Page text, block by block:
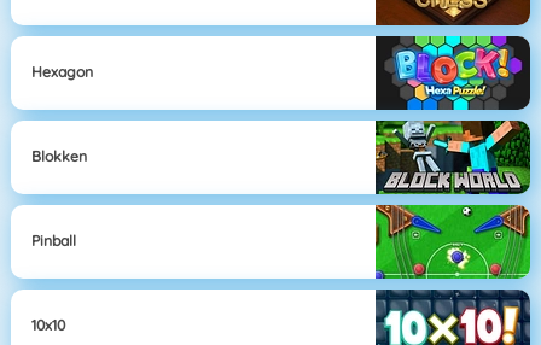
Hexagon
Blokken
Pinball
10x10